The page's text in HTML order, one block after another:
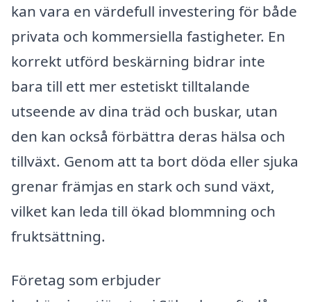
kan vara en värdefull investering för både
privata och kommersiella fastigheter. En
korrekt utförd beskärning bidrar inte
bara till ett mer estetiskt tilltalande
utseende av dina träd och buskar, utan
den kan också förbättra deras hälsa och
tillväxt. Genom att ta bort döda eller sjuka
grenar främjas en stark och sund växt,
vilket kan leda till ökad blommning och
fruktsättning.
Företag som erbjuder